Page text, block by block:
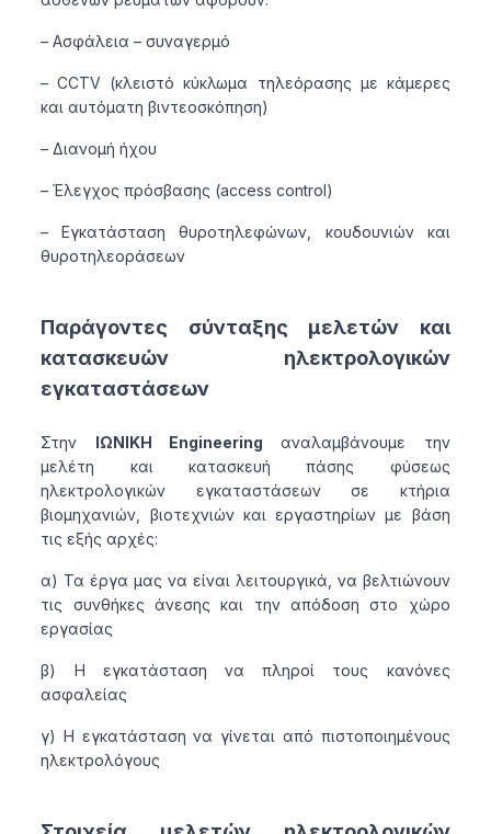
– Ασφάλεια – συναγερμό
– CCTV (κλειστό κύκλωμα τηλεόρασης με κάμερες
και αυτόματη βιντεοσκόπηση)
– Διανομή ήχου
– Έλεγχος πρόσβασης (access control)
– Εγκατάσταση θυροτηλεφώνων, κουδουνιών και
θυροτηλεοράσεων
Παράγοντες σύνταξης μελετών και
κατασκευών ηλεκτρολογικών
εγκαταστάσεων
Στην ΙΩΝΙΚΗ Engineering αναλαμβάνουμε την
μελέτη και κατασκευή πάσης φύσεως
ηλεκτρολογικών εγκαταστάσεων σε κτήρια
βιομηχανιών, βιοτεχνιών και εργαστηρίων με βάση
τις εξής αρχές:
α) Τα έργα μας να είναι λειτουργικά, να βελτιώνουν
τις συνθήκες άνεσης και την απόδοση στο χώρο
εργασίας
β) Η εγκατάσταση να πληροί τους κανόνες
ασφαλείας
γ) Η εγκατάσταση να γίνεται από πιστοποιημένους
ηλεκτρολόγους